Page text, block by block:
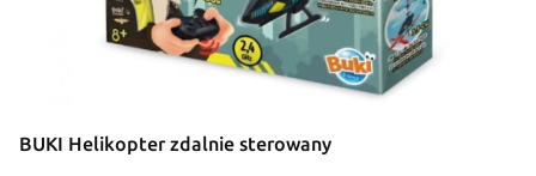
BUKI Helikopter zdalnie sterowany